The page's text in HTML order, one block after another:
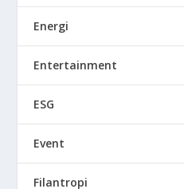
Energi
Entertainment
ESG
Event
Filantropi